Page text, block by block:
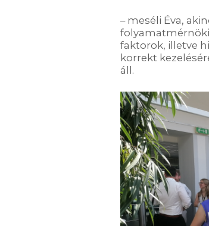
– meséli Éva,
faktorok, illetve
korrekt
áll.